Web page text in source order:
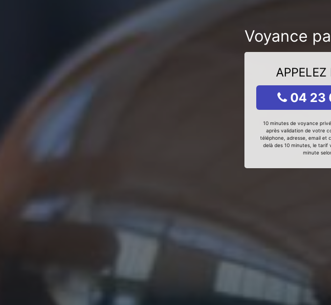
Voyance
04 23
10 minutes de voyance
après validation de votre
téléphone, adresse, email et
delà des 10 minutes, le tarif
minute